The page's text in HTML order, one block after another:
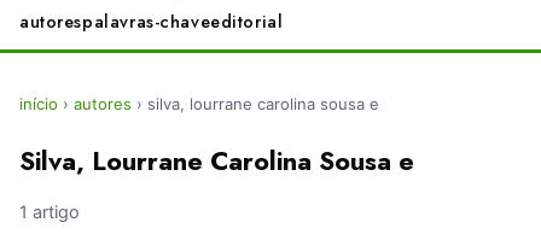
autorespalavras-chaveeditorial
início › autores › silva, lourrane carolina sousa e
Silva, Lourrane Carolina Sousa e
1 artigo